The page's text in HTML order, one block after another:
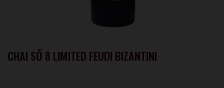
CHAI SỐ 8 LIMITED FEUDI BIZANTINI